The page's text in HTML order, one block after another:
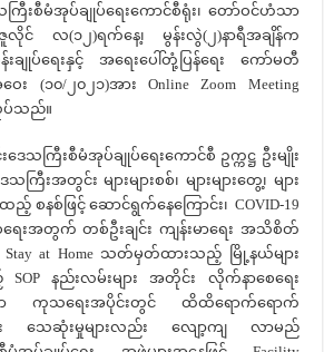
မံအုပ်ချုပ်ရေးကောင်စီရုံး၊ တော်ဝင်ဟံသာ
လိုင် လ(၁၂)ရက်နေ့၊ မွန်းလွဲ(၂)နာရီအချိန်က
းချုပ်ရေးနှင့် အရေးပေါ်တုံ့ပြန်ရေး ကော်မတီ
း (၁၀/၂၀၂၁)အား Online Zoom Meeting
လုပ်သည်။
သကြီးစီမံအုပ်ချုပ်ရေးကောင်စီ ဥက္ကဋ္ဌ ဦးမျိုး
းအတွင်း များများစစ်၊ များများတွေ့၊ များ
ထည့် စနစ်ဖြင့် ဆောင်ရွက်နေကြောင်း၊ COVID-19
ရေးအတွက် တစ်ဦးချင်း ကျန်းမာရေး အသိစိတ်
Stay at Home သတ်မှတ်ထားသည့် မြို့နယ်များ
နည်းလမ်းများ အတိုင်း လိုက်နာစေရေး
သာ ကုသရေးအပိုင်းတွင် ထိထိရောက်ရောက်
ြီး သေဆုံးမှုများလည်း လျော့ကျ လာမည်